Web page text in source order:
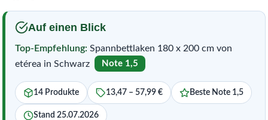
Vergleichssiegel
Auf einen Blick
Top-Empfehlung: Spannbettlaken 180 x 200 cm von
etérea in Schwarz
Note 1,5
14 Produkte 13,47 – 57,99 € Beste Note 1,5
Stand 25.07.2026